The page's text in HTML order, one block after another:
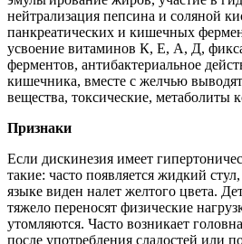
нейтрализация пепсина и соляной
панкреатических и кишечных
усвоение витаминов К, Е, А, Д,
ферментов, антибактериальное
кишечника, вместе с желчью
вещества, токсические, метаболиты
Признаки
Если дискинезия имеет
такие: часто появляется жидкий
языке виден налет желтого цвета.
тяжело переносят физические
утомляются. Часто возникает
после употребления сладостей или